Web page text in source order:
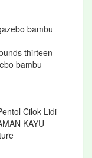
bambu
thirteen
bambu
Cilok Lidi
KAYU